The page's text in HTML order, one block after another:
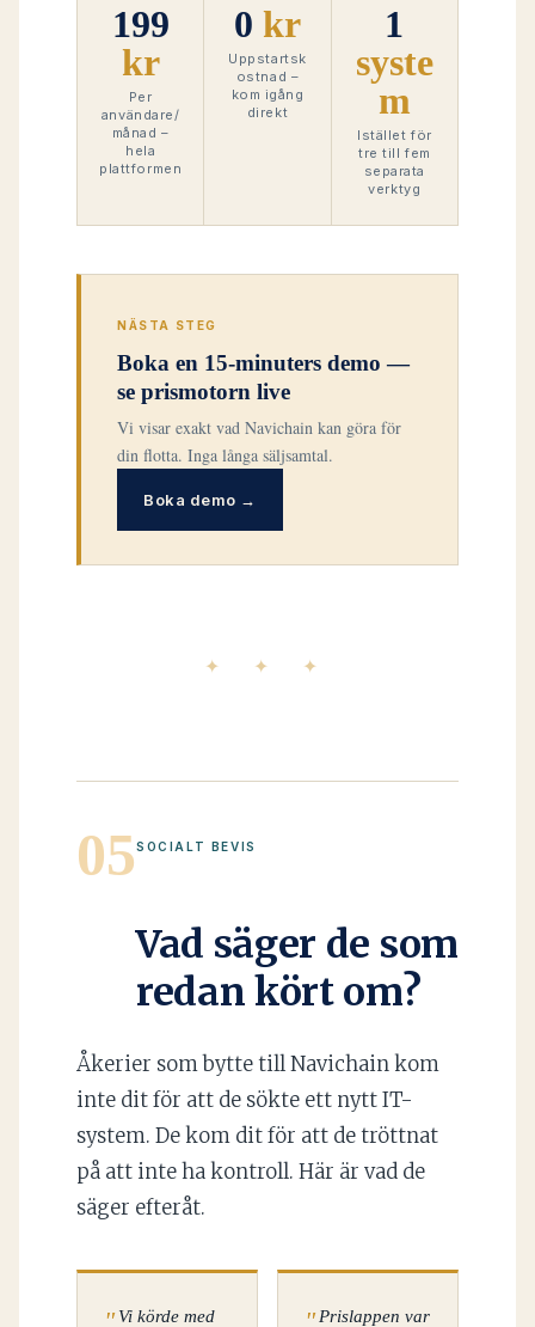
199
kr
Per
användare/
månad –
hela
plattformen
0 kr
Uppstartsk
ostnad –
kom igång
direkt
1
syste
m
Istället för
tre till fem
separata
verktyg
NÄSTA STEG
Boka en 15-minuters demo —
se prismotorn live
Vi visar exakt vad Navichain kan göra för
din flotta. Inga långa säljsamtal.
Boka demo →
✦ ✦ ✦
05SOCIALT BEVIS
Vad säger de som
redan kört om?
Åkerier som bytte till Navichain kom
inte dit för att de sökte ett nytt IT-
system. De kom dit för att de tröttnat
på att inte ha kontroll. Här är vad de
säger efteråt.
Vi körde med
Prislappen var